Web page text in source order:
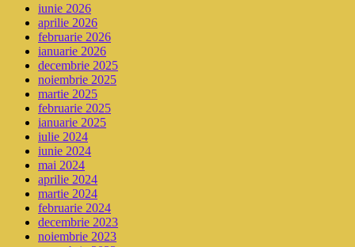
iunie 2026
aprilie 2026
februarie 2026
ianuarie 2026
decembrie 2025
noiembrie 2025
martie 2025
februarie 2025
ianuarie 2025
iulie 2024
iunie 2024
mai 2024
aprilie 2024
martie 2024
februarie 2024
decembrie 2023
noiembrie 2023